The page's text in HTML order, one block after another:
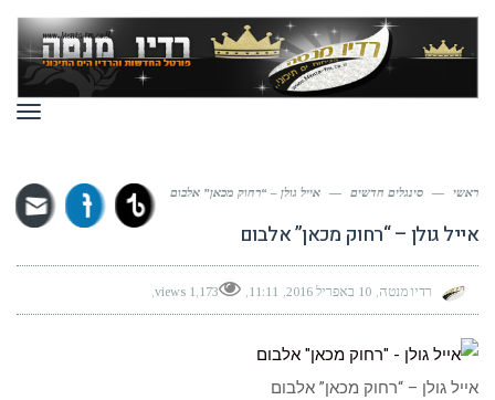
ראשי — סינגלים חדשים — אייל גולן – “רחוק מכאן” אלבום
אייל גולן – “רחוק מכאן” אלבום
רדיו מנטה 10 באפריל 2016 11:11
1,173 views
אייל גולן – “רחוק מכאן” אלבום